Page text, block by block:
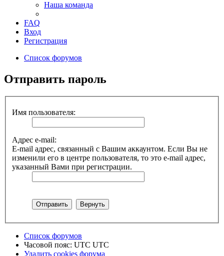
Наша команда
FAQ
Вход
Регистрация
Список форумов
Отправить пароль
Имя пользователя:
Адрес e-mail:
E-mail адрес, связанный с Вашим аккаунтом. Если Вы не
изменили его в центре пользователя, то это e-mail адрес,
указанный Вами при регистрации.
Список форумов
Часовой пояс: UTC UTC
Удалить cookies форума